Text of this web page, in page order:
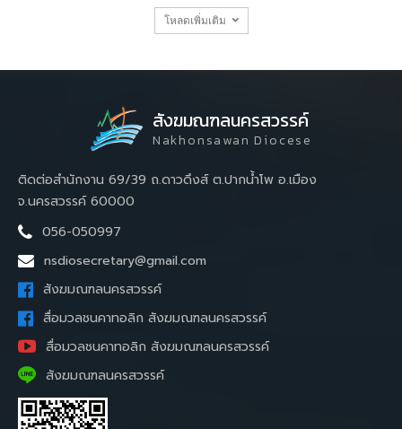
โหลดเพิ่มเติม
สังฆมณฑลนครสวรรค์
Nakhonsawan Diocese
ติดต่อสำนักงาน 69/39 ถ.ดาวดึงส์ ต.ปากน้ำโพ อ.เมือง
จ.นครสวรรค์ 60000
056-050997
nsdiosecretary@gmail.com
สังฆมณฑลนครสวรรค์
สื่อมวลชนคาทอลิก สังฆมณฑลนครสวรรค์
สื่อมวลชนคาทอลิก สังฆมณฑลนครสวรรค์
สังฆมณฑลนครสวรรค์